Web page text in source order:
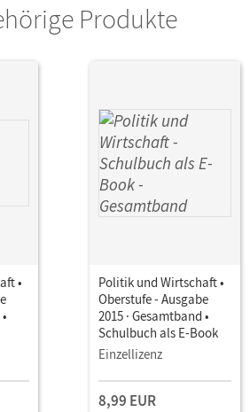
Produkte
•
Politik und Wirtschaft •
Oberstufe - Ausgabe
2015 · Gesamtband •
Schulbuch als E-Book
Einzellizenz
8,99 EUR